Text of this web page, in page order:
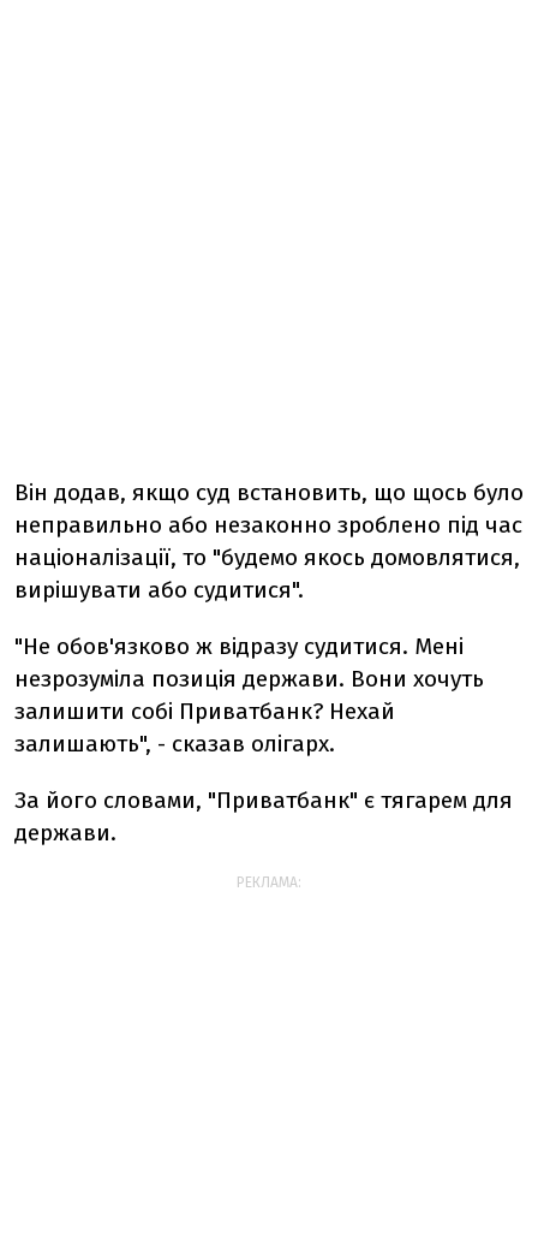
Він додав, якщо суд встановить, що щось було
неправильно або незаконно зроблено під час
націоналізації, то "будемо якось домовлятися,
вирішувати або судитися".
"Не обов'язково ж відразу судитися. Мені
незрозуміла позиція держави. Вони хочуть
залишити собі Приватбанк? Нехай
залишають", - сказав олігарх.
За його словами, "Приватбанк" є тягарем для
держави.
РЕКЛАМА: